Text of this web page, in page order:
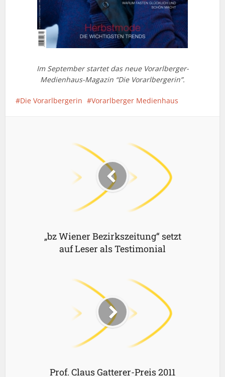
Im September startet das neue Vorarlberger-
Medienhaus-Magazin “Die Vorarlbergerin”.
Die Vorarlbergerin Vorarlberger Medienhaus
„bz Wiener Bezirkszeitung“ setzt
auf Leser als Testimonial
Prof. Claus Gatterer-Preis 2011